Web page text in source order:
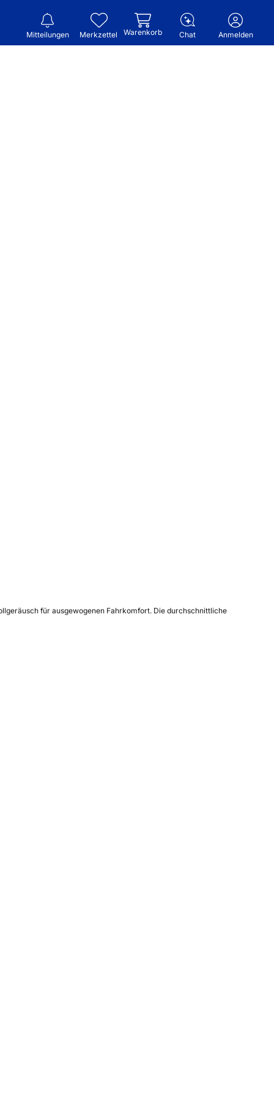
Mitteilungen Merkzettel Warenkorb Chat Anmelden
für ausgewogenen Fahrkomfort. Die durchschnittliche